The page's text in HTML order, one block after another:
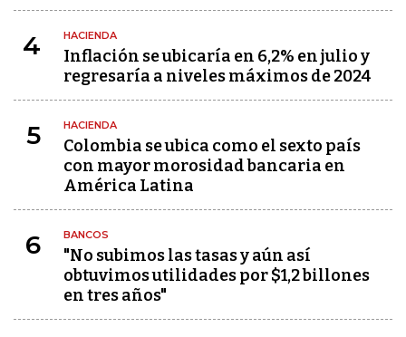
4 HACIENDA
Inflación se ubicaría en 6,2% en julio y
regresaría a niveles máximos de 2024
5 HACIENDA
Colombia se ubica como el sexto país
con mayor morosidad bancaria en
América Latina
6 BANCOS
"No subimos las tasas y aún así
obtuvimos utilidades por $1,2 billones
en tres años"